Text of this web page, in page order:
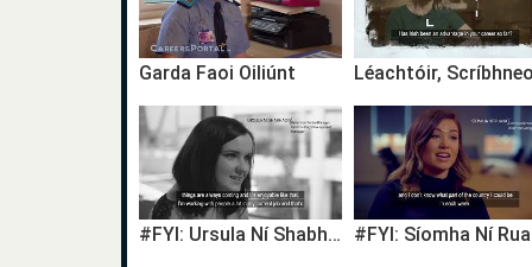
Garda Faoi Oiliúnt
#FYI: Ursula Ní Shabhaois, Bainisteoir Forbartha agus Timireachta / Development Manager